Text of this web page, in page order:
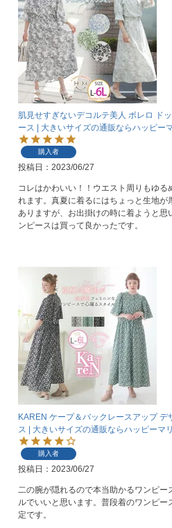
肌見せすぎないデコルテ美人 ボレロ ド
ース | 大きいサイズの通販ならハッピー
購入者
投稿日 2023/06/27
コレはかわいい！！ウエスト周りもゆる
れます。真夏に着るにはちょっと生地が
ありますが、お出掛けの時に着ようと思
ンピースは買って良かったです。
KAREN ケープ＆バックレースアップ デ
ス | 大きいサイズの通販ならハッピーマ
購入者
投稿日 2023/06/27
二の腕が隠れるので本当助かるワンピー
ルでいいと思います。普段着のワンピー
定です。